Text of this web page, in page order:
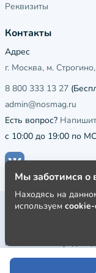
Реквизиты
Контакты
Адрес
г. Москва, м.
8 800 333 13 27
admin@nosmag.ru
Есть вопрос?
с 10:00 до 19:00 по
Публичная оферта
Пользовательское
Политика
Мы заботимся о
Находясь на
используем